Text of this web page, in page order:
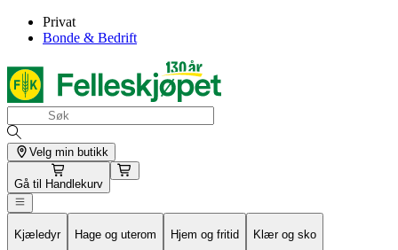
Privat
Bonde & Bedrift
Velg min butikk
Gå til Handlekurv
Kjæledyr Hage og uterom Hjem og fritid Klær og sko